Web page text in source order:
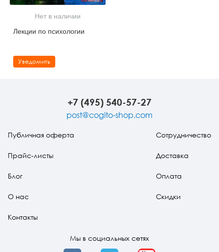
Нет в наличии
Лекции по психологии
Уведомить
+7 (495) 540-57-27
post@cogito-shop.com
Публичная оферта
Прайс-листы
Блог
О нас
Контакты
Сотрудничество
Доставка
Оплата
Скидки
Мы в социальных сетях